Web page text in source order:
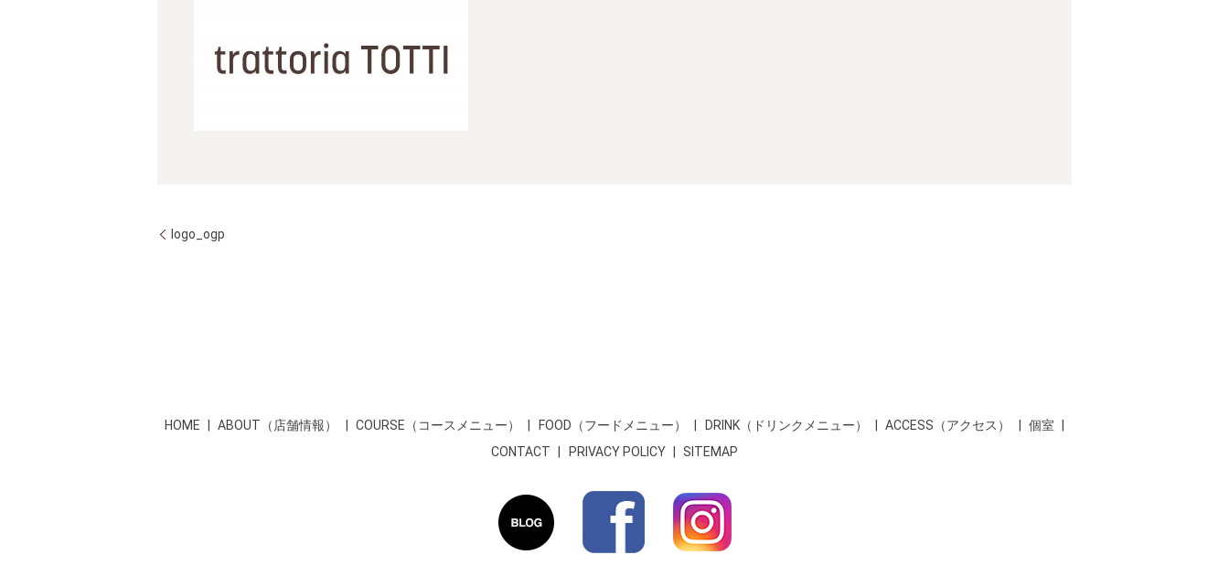
logo_ogp
HOME ABOUT（店舗情報） COURSE（コースメニュー） FOOD（フードメニュー） DRINK（ドリンクメニュー） ACCESS（アクセス）
個室
CONTACT
PRIVACY POLICY SITEMAP